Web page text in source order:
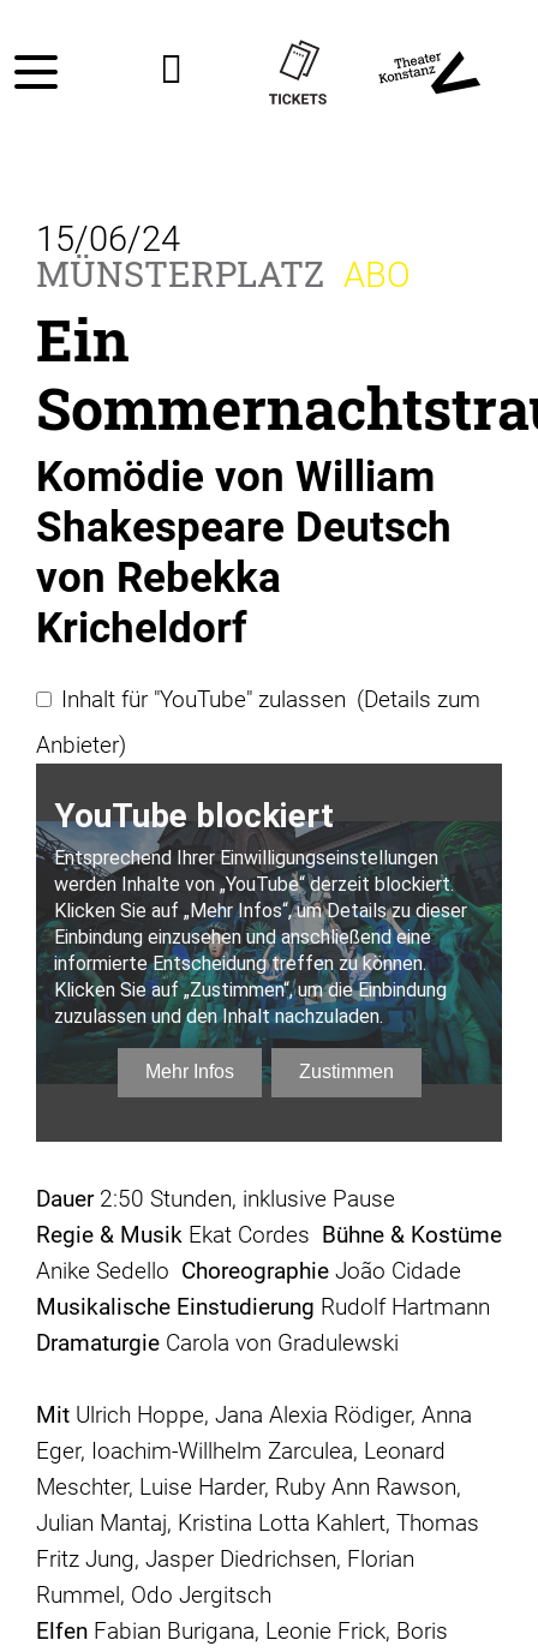
15/06/24
MÜNSTERPLATZ ABO
Ein
Komödie von William
Shakespeare Deutsch
von Rebekka
Kricheldorf
Inhalt für "YouTube" zulassen (Details zum
Anbieter)
Dauer 2:50 Stunden, inklusive Pause
Regie & Musik Ekat Cordes Bühne & Kostüme
Anike Sedello Choreographie João Cidade
Musikalische Einstudierung Rudolf Hartmann
Dramaturgie Carola von Gradulewski
Mit Ulrich Hoppe, Jana Alexia Rödiger, Anna
Eger, Ioachim-Willhelm Zarculea, Leonard
Meschter, Luise Harder, Ruby Ann Rawson,
Julian Mantaj, Kristina Lotta Kahlert, Thomas
Fritz Jung, Jasper Diedrichsen, Florian
Rummel, Odo Jergitsch
Elfen Fabian Burigana, Leonie Frick, Boris